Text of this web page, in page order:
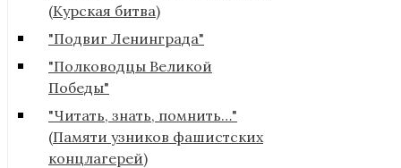
(Курская битва)
"Подвиг Ленинграда"
"Полководцы Великой
Победы"
"Читать, знать, помнить…"
(Памяти узников фашистских
концлагерей)